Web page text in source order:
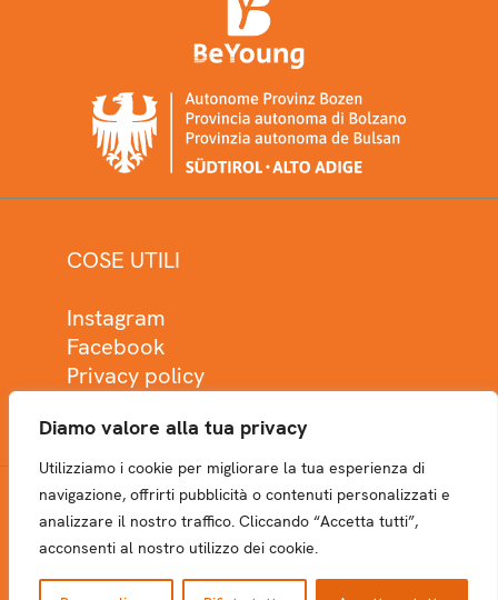
Diamo valore alla tua privacy
Utilizziamo i cookie per migliorare la tua esperienza di
navigazione, offrirti pubblicità o contenuti personalizzati e
analizzare il nostro traffico. Cliccando “Accetta tutti”,
acconsenti al nostro utilizzo dei cookie.
COSE UTILI
Instagram
Facebook
Privacy policy
NEWSLETTER